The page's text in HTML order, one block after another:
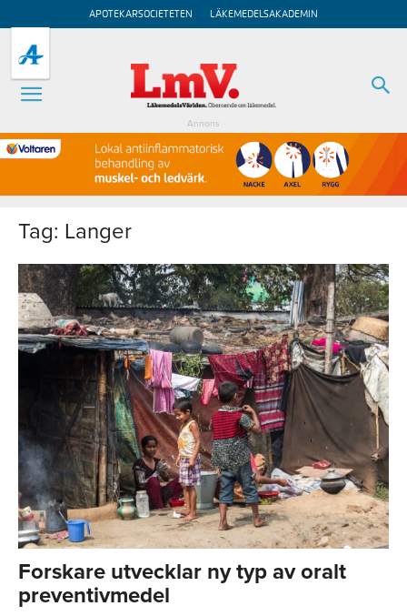
APOTEKARSOCIETETEN LÄKEMEDELSAKADEMIN
Annons
Tag: Langer
Forskare utvecklar ny typ av oralt
preventivmedel